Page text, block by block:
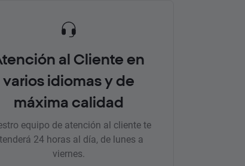
al Cliente en
varios idiomas y de
máxima calidad
equipo de atención al cliente te
24 horas al día, de lunes a
viernes.